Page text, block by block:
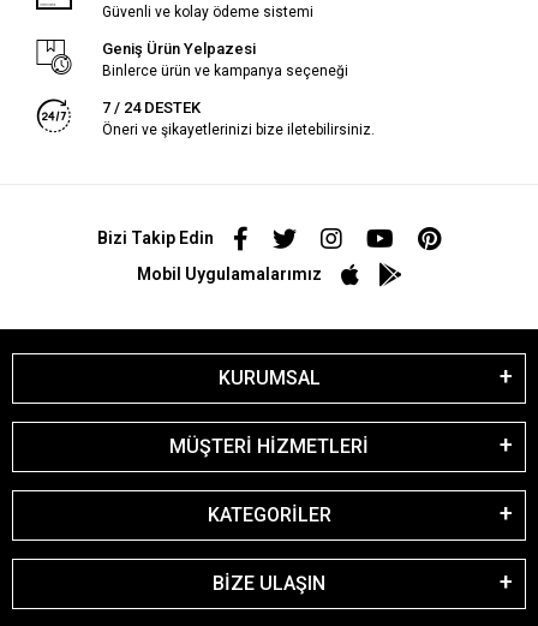
Güvenli ve kolay ödeme sistemi
Geniş Ürün Yelpazesi
Binlerce ürün ve kampanya seçeneği
7 / 24 DESTEK
Öneri ve şikayetlerinizi bize iletebilirsiniz.
Bizi Takip Edin
Mobil Uygulamalarımız
KURUMSAL
MÜŞTERİ HİZMETLERİ
KATEGORİLER
BİZE ULAŞIN